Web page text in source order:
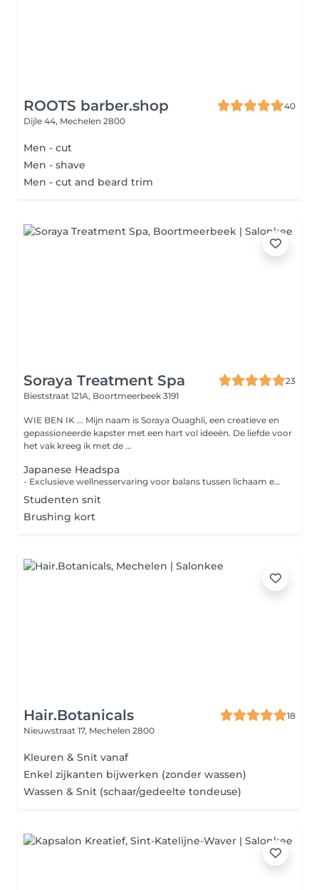
ROOTS barber.shop
40
Dijle 44, Mechelen 2800
Men - cut
Men - shave
Men - cut and beard trim
Soraya Treatment Spa
23
Bieststraat 121A, Boortmeerbeek 3191
WIE BEN IK ... Mijn naam is Soraya Ouaghli, een creatieve en
gepassioneerde kapster met een hart vol ideeën. De liefde voor
het vak kreeg ik met de ...
Japanese Headspa
- Exclusieve wellnesservaring voor balans tussen lichaam en geest, resulterend in een gezonde hoofdhuid en stralend haar. LET OP! Kom met ongewassen haar naar de afspraak (minimaal 2 dagen) Deze behandeling is ook mogelijk in kuurvorm.
Studenten snit
Brushing kort
Hair.Botanicals
18
Nieuwstraat 17, Mechelen 2800
Kleuren & Snit vanaf
Enkel zijkanten bijwerken (zonder wassen)
Wassen & Snit (schaar/gedeelte tondeuse)